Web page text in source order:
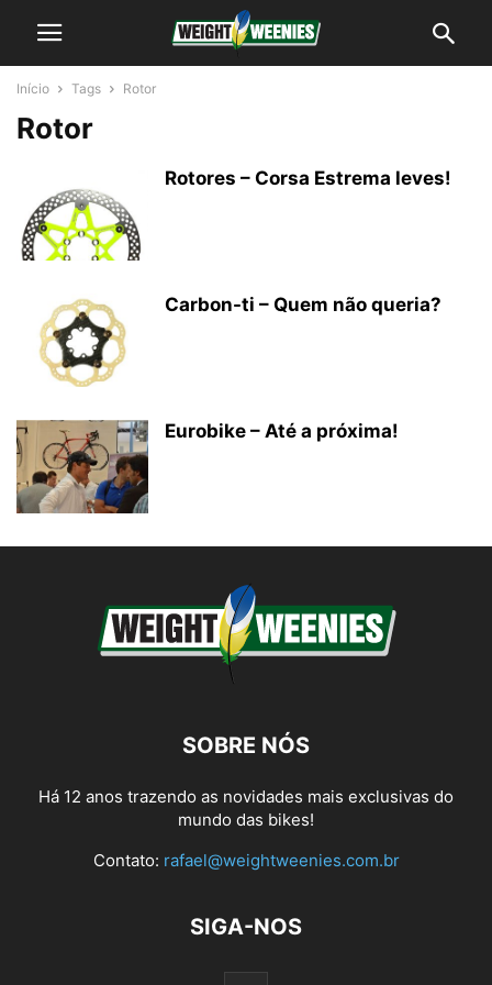
Início Tags Rotor
Rotor
Rotores – Corsa Estrema leves!
Carbon-ti – Quem não queria?
Eurobike – Até a próxima!
SOBRE NÓS
Há 12 anos trazendo as novidades mais exclusivas do
mundo das bikes!
Contato: rafael@weightweenies.com.br
SIGA-NOS